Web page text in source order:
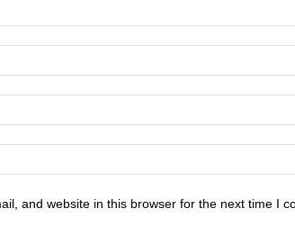
and website in this browser for the next time I